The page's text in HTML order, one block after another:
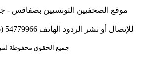
موقع الصحفيين التونسيين بصفاقس -
جميع الحقوق محفوظة